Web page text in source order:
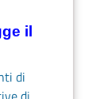
il
di